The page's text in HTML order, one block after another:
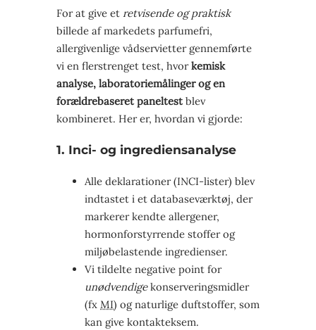
For at give et retvisende og praktisk
billede af markedets parfumefri,
allergivenlige vådservietter gennemførte
vi en flerstrenget test, hvorkemisk
analyse, laboratoriemålinger og en
forældrebaseret paneltestblev
kombineret. Her er, hvordan vi gjorde:
1. Inci- og ingrediensanalyse
Alle deklarationer (INCI-lister) blev
indtastet i et databaseværktøj, der
markerer kendte allergener,
hormonforstyrrende stoffer og
miljøbelastende ingredienser.
Vi tildelte negative point for
unødvendigekonserveringsmidler
(fx MI) og naturlige duftstoffer, som
kan give kontakteksem.